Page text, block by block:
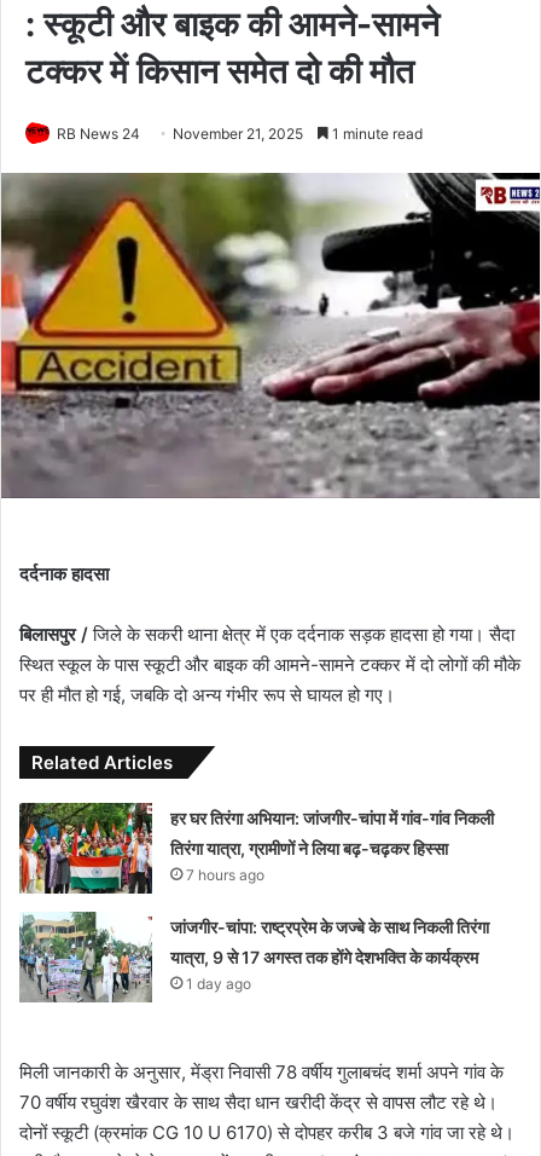
: स्कूटी और बाइक की आमने-सामने
टक्कर में किसान समेत दो की मौत
RB News 24 November 21, 2025 1 minute read
दर्दनाक हादसा
बिलासपुर /जिले के सकरी थाना क्षेत्र में एक दर्दनाक सड़क हादसा हो गया। सैदा
स्थित स्कूल के पास स्कूटी और बाइक की आमने-सामने टक्कर में दो लोगों की मौके
पर ही मौत हो गई, जबकि दो अन्य गंभीर रूप से घायल हो गए।
Related Articles
हर घर तिरंगा अभियान: जांजगीर-चांपा में गांव-गांव निकली
तिरंगा यात्रा, ग्रामीणों ने लिया बढ़-चढ़कर हिस्सा
7 hours ago
जांजगीर-चांपा: राष्ट्रप्रेम के जज्बे के साथ निकली तिरंगा
यात्रा, 9 से 17 अगस्त तक होंगे देशभक्ति के कार्यक्रम
1 day ago
मिली जानकारी के अनुसार, मेंड्रा निवासी 78 वर्षीय गुलाबचंद शर्मा अपने गांव के
70 वर्षीय रघुवंश खैरवार के साथ सैदा धान खरीदी केंद्र से वापस लौट रहे थे।
दोनों स्कूटी (क्रमांक CG 10 U 6170) से दोपहर करीब 3 बजे गांव जा रहे थे।